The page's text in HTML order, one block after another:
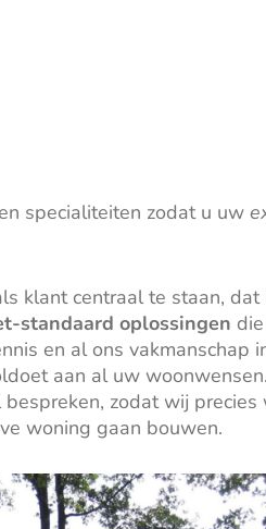
specialiteiten zodat u uw
klant centraal te staan, dat
standaard oplossingen
en al ons vakmanschap
aan al uw
zodat wij
woning gaan bouwen.